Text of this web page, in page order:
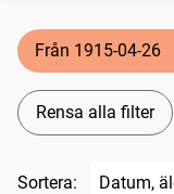
Från 1915-04-26
Rensa alla filter
Sortera: